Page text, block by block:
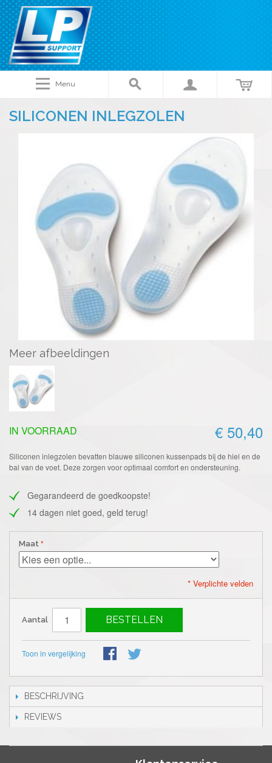
Menu
SILICONEN INLEGZOLEN
Meer afbeeldingen
€ 50,40
IN VOORRAAD
Siliconen inlegzolen bevatten blauwe siliconen kussenpads bij de hiel en de
bal van de voet. Deze zorgen voor optimaal comfort en ondersteuning.
Gegarandeerd de goedkoopste!
14 dagen niet goed, geld terug!
Maat
* Verplichte velden
Aantal BESTELLEN
Toon in vergelijking
BESCHRIJVING
REVIEWS